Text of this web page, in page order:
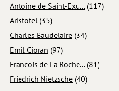
Antoine de Saint-Exu...(117)
Aristotel (35)
Charles Baudelaire (34)
Emil Cioran (97)
Francois de La Roche...(81)
Friedrich Nietzsche (40)